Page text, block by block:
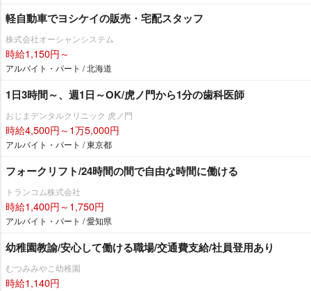
軽自動車でヨシケイの販売・宅配スタッフ
株式会社オーシャンシステム
時給1,150円～
アルバイト・パート / 北海道
1日3時間～、週1日～OK/虎ノ門から1分の歯科医師
おじまデンタルクリニック 虎ノ門
時給4,500円～1万5,000円
アルバイト・パート / 東京都
フォークリフト/24時間の間で自由な時間に働ける
トランコム株式会社
時給1,400円～1,750円
アルバイト・パート / 愛知県
幼稚園教諭/安心して働ける職場/交通費支給/社員登用あり
むつみみやこ幼稚園
時給1,140円